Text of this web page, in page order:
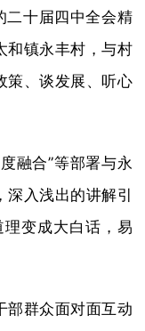
十届四中全会精
和镇永丰村，与村
策、谈发展、听心
融合”等部署与永
入浅出的讲解引
变成大白话，易
群众面对面互动